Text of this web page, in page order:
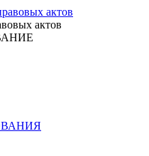
актов